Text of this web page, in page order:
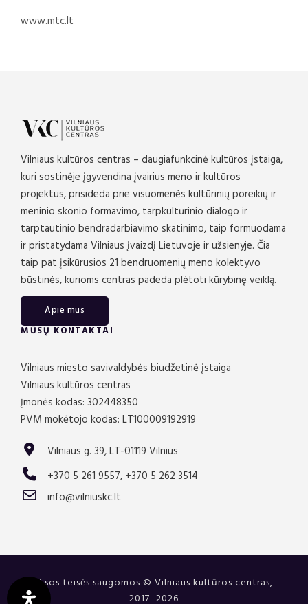
www.mtc.lt
Vilniaus kultūros centras – daugiafunkcinė kultūros įstaiga,
kuri sostinėje įgyvendina įvairius meno ir kultūros
projektus, prisideda prie visuomenės kultūrinių poreikių ir
meninio skonio formavimo, tarpkultūrinio dialogo ir
tarptautinio bendradarbiavimo skatinimo, taip formuodama
ir pristatydama Vilniaus įvaizdį Lietuvoje ir užsienyje. Čia
taip pat įsikūrusios 21 bendruomenių meno kolektyvo
būstinės, kurioms centras padeda plėtoti kūrybinę veiklą.
Apie mus
MŪSŲ KONTAKTAI
Vilniaus miesto savivaldybės biudžetinė įstaiga
Vilniaus kultūros centras
Įmonės kodas: 302448350
PVM mokėtojo kodas: LT100009192919
Vilniaus g. 39, LT-01119 Vilnius
+370 5 261 9557, +370 5 262 3514
info@vilniuskc.lt
Visos teisės saugomos © Vilniaus kultūros centras,
2017–2026